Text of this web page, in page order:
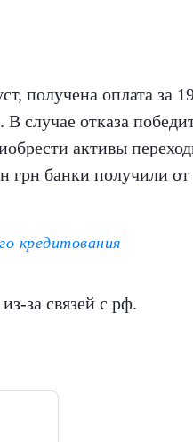
получена оплата за
случае отказа
активы
грн банки получили от
кредитования
за связей с рф.